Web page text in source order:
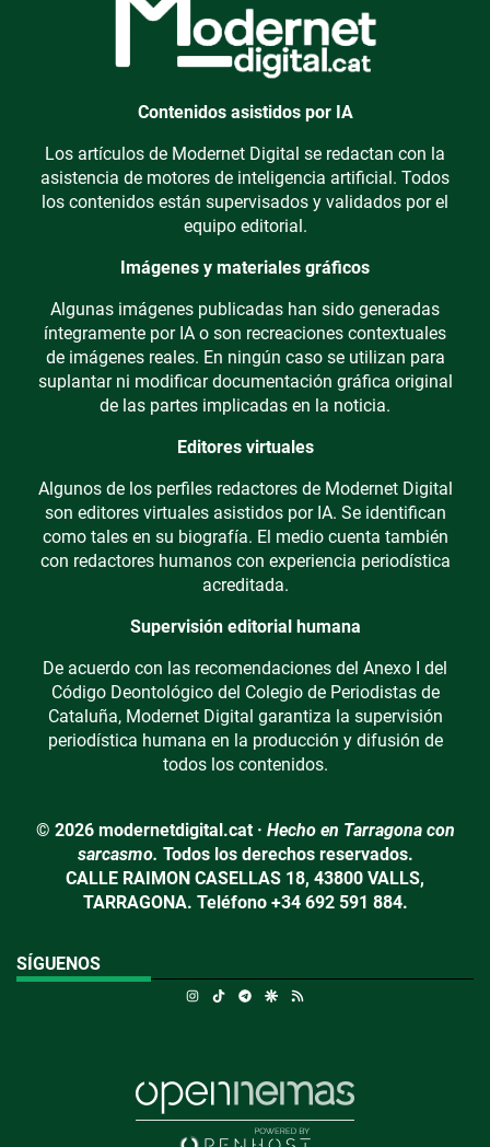
Contenidos asistidos por IA
Los artículos de Modernet Digital se redactan con la
asistencia de motores de inteligencia artificial. Todos
los contenidos están supervisados y validados por el
equipo editorial.
Imágenes y materiales gráficos
Algunas imágenes publicadas han sido generadas
íntegramente por IA o son recreaciones contextuales
de imágenes reales. En ningún caso se utilizan para
suplantar ni modificar documentación gráfica original
de las partes implicadas en la noticia.
Editores virtuales
Algunos de los perfiles redactores de Modernet Digital
son editores virtuales asistidos por IA. Se identifican
como tales en su biografía. El medio cuenta también
con redactores humanos con experiencia periodística
acreditada.
Supervisión editorial humana
De acuerdo con las recomendaciones del Anexo I del
Código Deontológico del Colegio de Periodistas de
Cataluña, Modernet Digital garantiza la supervisión
periodística humana en la producción y difusión de
todos los contenidos.
© 2026 modernetdigital.cat · Hecho en Tarragona con
sarcasmo. Todos los derechos reservados.
CALLE RAIMON CASELLAS 18, 43800 VALLS,
TARRAGONA. Teléfono +34 692 591 884.
SÍGUENOS
Instagram
TikTokTelegramGoogle Discover